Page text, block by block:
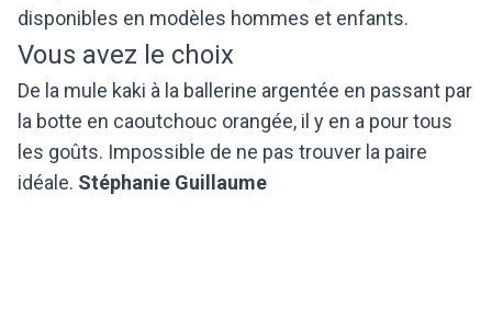
disponibles en modèles hommes et enfants.
Vous avez le choix
De la mule kaki à la ballerine argentée en passant par
la botte en caoutchouc orangée, il y en a pour tous
les goûts. Impossible de ne pas trouver la paire
idéale. Stéphanie Guillaume